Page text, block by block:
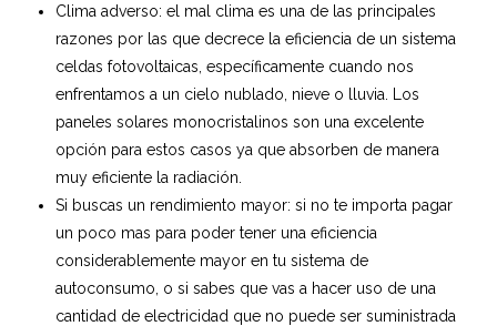
Clima adverso: el mal clima es una de las principales
razones por las que decrece la eficiencia de un sistema
celdas fotovoltaicas, específicamente cuando nos
enfrentamos a un cielo nublado, nieve o lluvia. Los
paneles solares monocristalinos son una excelente
opción para estos casos ya que absorben de manera
muy eficiente la radiación.
Si buscas un rendimiento mayor: si no te importa pagar
un poco mas para poder tener una eficiencia
considerablemente mayor en tu sistema de
autoconsumo, o si sabes que vas a hacer uso de una
cantidad de electricidad que no puede ser suministrada